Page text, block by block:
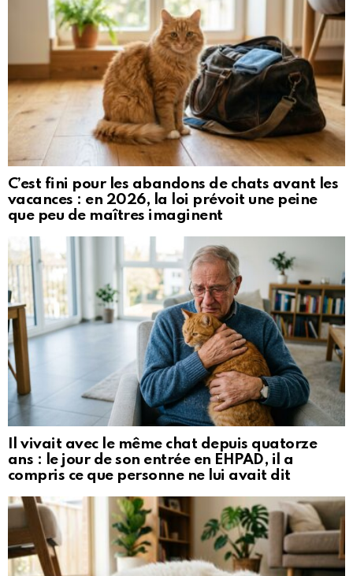
C’est fini pour les abandons de chats avant les
vacances : en 2026, la loi prévoit une peine
que peu de maîtres imaginent
Il vivait avec le même chat depuis quatorze
ans : le jour de son entrée en EHPAD, il a
compris ce que personne ne lui avait dit